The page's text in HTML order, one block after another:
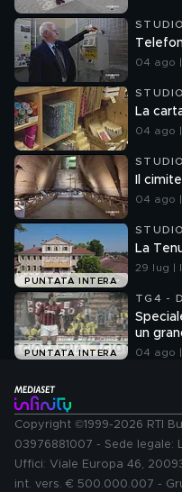
04 ago |
La
04 ago |
Il
04 ago |
PUNTATA INTERA
La
29 lug |
PUNTATA INTERA
TG4 -
un
04 ago
Copyright ©1999-2026 RTI
03976881007 - Sede legale:
Uffici: Viale Europa 46,
int. vers. € 500.000.007 -